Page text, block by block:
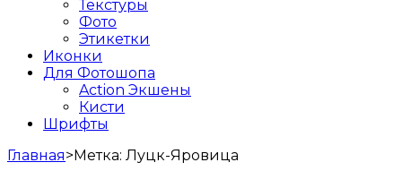
Текстуры
Фото
Этикетки
Иконки
Для Фотошопа
Action Экшены
Кисти
Шрифты
Главная>Метка: Луцк-Яровица